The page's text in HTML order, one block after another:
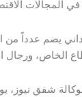
يضم عدداً من
شفق نيوز،